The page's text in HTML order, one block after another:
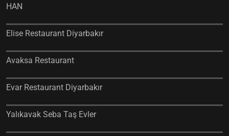
HAN
Elise Restaurant Diyarbakır
Avaksa Restaurant
Evar Restaurant Diyarbakır
Yalıkavak Seba Taş Evler